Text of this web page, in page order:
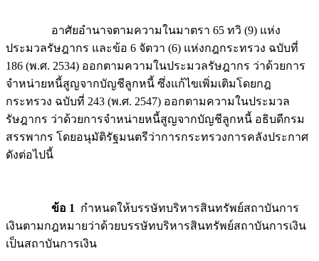
อาศัยอำนาจตามความในมาตรา 65 ทวิ (9) แห่ง
ประมวลรัษฎากร และข้อ 6 จัตวา (6) แห่งกฎกระทรวง ฉบับที่
186 (พ.ศ. 2534) ออกตามความในประมวลรัษฎากร ว่าด้วยการ
จำหน่ายหนี้สูญจากบัญชีลูกหนี้ ซึ่งแก้ไขเพิ่มเติมโดยกฎ
กระทรวง ฉบับที่ 243 (พ.ศ. 2547) ออกตามความในประมวล
รัษฎากร ว่าด้วยการจำหน่ายหนี้สูญจากบัญชีลูกหนี้ อธิบดีกรม
สรรพากร โดยอนุมัติรัฐมนตรีว่าการกระทรวงการคลังประกาศ
ดังต่อไปนี้
ข้อ 1
กำหนดให้บรรษัทบริหารสินทรัพย์สถาบันการ
เงินตามกฎหมายว่าด้วยบรรษัทบริหารสินทรัพย์สถาบันการเงิน
เป็นสถาบันการเงิน